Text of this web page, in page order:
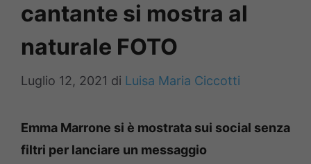
cantante si mostra al
naturale FOTO
Luglio 12, 2021 di Luisa Maria Ciccotti
Emma Marrone si è mostrata sui social senza
filtri per lanciare un messaggio